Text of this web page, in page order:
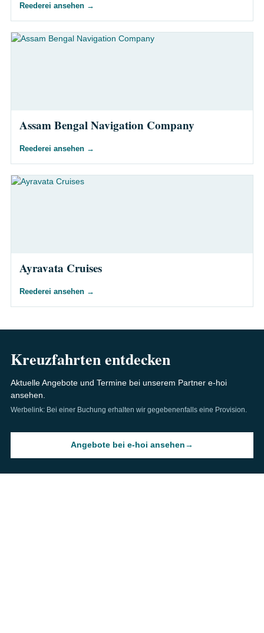
Reederei ansehen →
Assam Bengal Navigation Company
Reederei ansehen →
Ayravata Cruises
Reederei ansehen →
Kreuzfahrten entdecken
Aktuelle Angebote und Termine bei unserem Partner e-hoi
ansehen.
Werbelink: Bei einer Buchung erhalten wir gegebenenfalls eine Provision.
Angebote bei e-hoi ansehen→